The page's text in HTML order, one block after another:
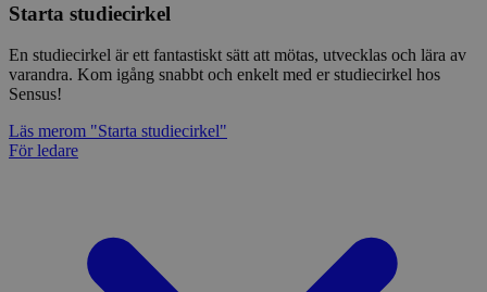
Starta studiecirkel
En studiecirkel är ett fantastiskt sätt att mötas, utvecklas och lära av
varandra. Kom igång snabbt och enkelt med er studiecirkel hos
Sensus!
Läs merom "Starta studiecirkel"
För ledare